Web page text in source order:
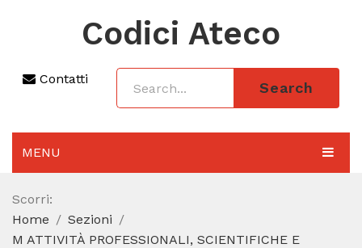
Codici Ateco
Contatti
Search
MENU
AGGIORNAMENTO 2025
SEZIONI
Scorri:
Home
Sezioni
M ATTIVITÀ PROFESSIONALI, SCIENTIFICHE E